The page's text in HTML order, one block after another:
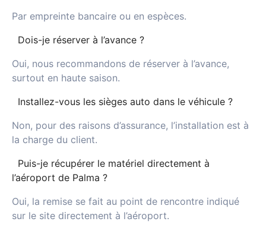
Par empreinte bancaire ou en espèces.
Dois-je réserver à l’avance ?
Oui, nous recommandons de réserver à l’avance,
surtout en haute saison.
Installez-vous les sièges auto dans le véhicule ?
Non, pour des raisons d’assurance, l’installation est à
la charge du client.
Puis-je récupérer le matériel directement à
l’aéroport de Palma ?
Oui, la remise se fait au point de rencontre indiqué
sur le site directement à l’aéroport.